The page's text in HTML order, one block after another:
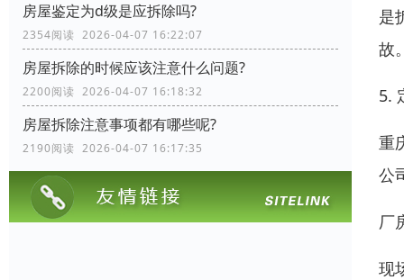
房屋鉴定为d级是应拆除吗?
2354阅读 2026-04-07 16:22:07
房屋拆除的时候应该注意什么问题?
2200阅读 2026-04-07 16:18:32
房屋拆除注意事项都有哪些呢?
2190阅读 2026-04-07 16:17:35
是
故
5.
重
公
厂
现